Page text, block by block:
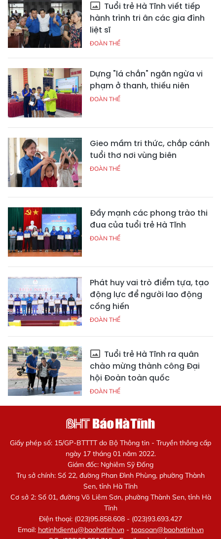
Tuổi trẻ Hà Tĩnh viết tiếp
hành trình tri ân các gia đình
liệt sĩ
ĐOÀN THỂ
Dựng "lá chắn" ngăn ngừa vi
phạm ở thanh, thiếu niên
ĐOÀN THỂ
Gieo mầm tri thức, chắp cánh
tuổi thơ nơi vùng biên
ĐOÀN THỂ
Đẩy mạnh các phong trào thi
đua của tuổi trẻ Hà Tĩnh
ĐOÀN THỂ
Phát huy vai trò điểm tựa, tạo
động lực để người lao động
cống hiến
ĐOÀN THỂ
Tuổi trẻ Hà Tĩnh ra quân
chào mừng thành công Đại
hội Đoàn toàn quốc
ĐOÀN THỂ
Giấy phép số: 15/GP-BTTTT do Bộ Thông tin - Truyền thông cấp
ngày 17 tháng 01 năm 2022.
Giám đốc: Nghiêm Sỹ Đống
Trụ sở chính: Số 22, đường Phan Đình Phùng, phường Thành
Sen, tỉnh Hà Tĩnh
Cơ sở 2: Số 01, đường Võ Liêm Sơn, phường Thành Sen, tỉnh Hà
Tĩnh
Điện thoại: (023)95.858.608 - (023)93.693.427
Email: hatinhdientu@baohatinh.vn- toasoan@baohatinh.vn